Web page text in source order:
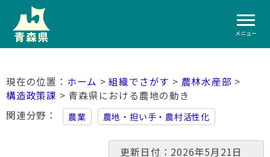
メニュー
ホーム >組織でさがす > 農林水産部 >
構造政策課 > 青森県における農地の動き
関連分野
農業 農地・担い手・農村活性化
更新日付：2026年5月21日